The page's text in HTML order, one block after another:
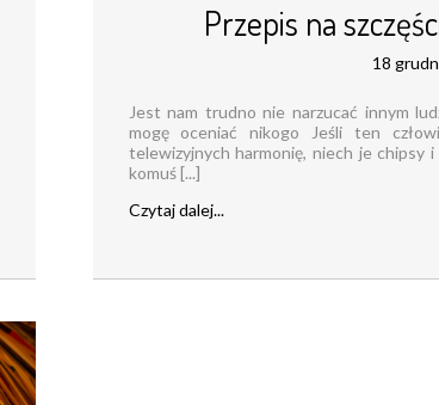
Przepis na
18
Jest nam trudno nie narzucać innym
mogę oceniać nikogo Jeśli ten
telewizyjnych harmonię, niech je chipsy
komuś [...]
Czytaj dalej...